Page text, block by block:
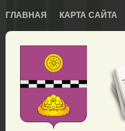
ГЛАВНАЯ КАРТА САЙТА